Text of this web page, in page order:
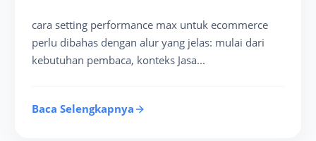
cara setting performance max untuk ecommerce
perlu dibahas dengan alur yang jelas: mulai dari
kebutuhan pembaca, konteks Jasa...
Baca Selengkapnya